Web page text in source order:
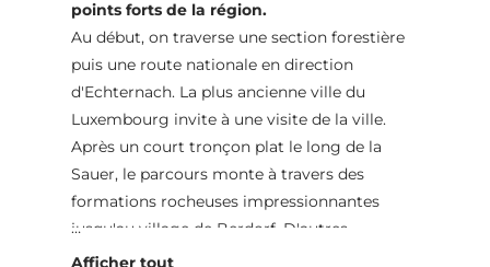
points forts de la région.
Au début, on traverse une section forestière
puis une route nationale en direction
d'Echternach. La plus ancienne ville du
Luxembourg invite à une visite de la ville.
Après un court tronçon plat le long de la
Sauer, le parcours monte à travers des
formations rocheuses impressionnantes
jusqu'au village de Berdorf. D'autres
formations rocheuses célèbres comme